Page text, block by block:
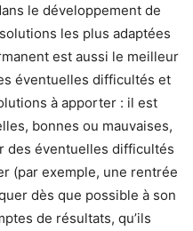
le développement de
les plus adaptées
est aussi le meilleur
éventuelles difficultés et
à apporter : il est
bonnes ou mauvaises,
des éventuelles difficultés
(par exemple, une rentrée
dès que possible à son
de résultats, qu’ils